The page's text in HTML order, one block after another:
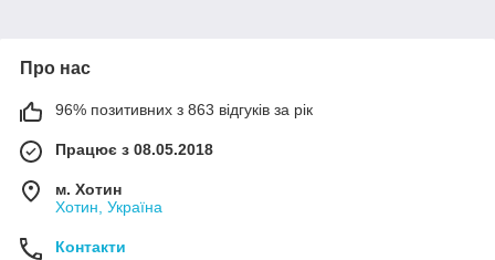
Про нас
96% позитивних з 863 відгуків за рік
Працює з 08.05.2018
м. Хотин
Хотин, Україна
Контакти